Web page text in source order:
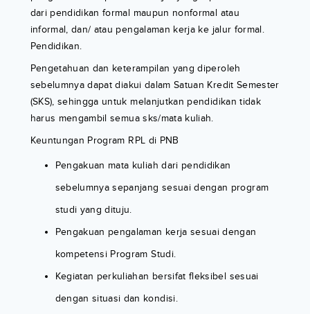
dari pendidikan formal maupun nonformal atau
informal, dan/ atau pengalaman kerja ke jalur formal.
Pendidikan.
Pengetahuan dan keterampilan yang diperoleh
sebelumnya dapat diakui dalam Satuan Kredit Semester
(SKS), sehingga untuk melanjutkan pendidikan tidak
harus mengambil semua sks/mata kuliah.
Keuntungan Program RPL di PNB
Pengakuan mata kuliah dari pendidikan
sebelumnya sepanjang sesuai dengan program
studi yang dituju.
Pengakuan pengalaman kerja sesuai dengan
kompetensi Program Studi.
Kegiatan perkuliahan bersifat fleksibel sesuai
dengan situasi dan kondisi.